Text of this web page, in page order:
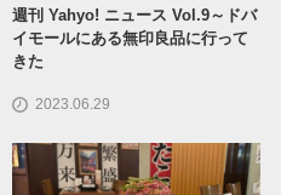
週刊 Yahyo! ニュース Vol.9～ドバ
イモールにある無印良品に行って
きた
2023.06.29